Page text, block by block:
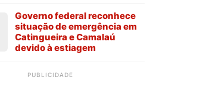
Governo federal reconhece
situação de emergência em
Catingueira e Camalaú
devido à estiagem
PUBLICIDADE